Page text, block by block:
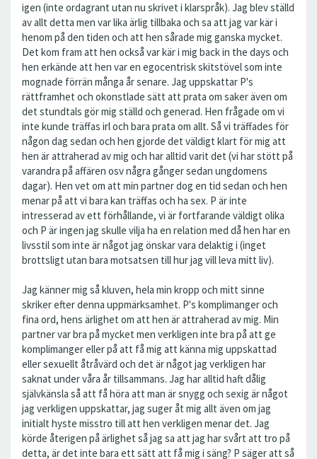
igen (inte ordagrant utan nu skrivet i klarspråk). Jag blev ställd
av allt detta men var lika ärlig tillbaka och sa att jag var kär i
henom på den tiden och att hen sårade mig ganska mycket.
Det kom fram att hen också var kär i mig back in the days och
hen erkände att hen var en egocentrisk skitstövel som inte
mognade förrän många år senare. Jag uppskattar P's
rättframhet och okonstlade sätt att prata om saker även om
det stundtals gör mig ställd och generad. Hen frågade om vi
inte kunde träffas irl och bara prata om allt. Så vi träffades för
någon dag sedan och hen gjorde det väldigt klart för mig att
hen är attraherad av mig och har alltid varit det (vi har stött på
varandra på affären osv några gånger sedan ungdomens
dagar). Hen vet om att min partner dog en tid sedan och hen
menar på att vi bara kan träffas och ha sex. P är inte
intresserad av ett förhållande, vi är fortfarande väldigt olika
och P är ingen jag skulle vilja ha en relation med då hen har en
livsstil som inte är något jag önskar vara delaktig i (inget
brottsligt utan bara motsatsen till hur jag vill leva mitt liv).
Jag känner mig så kluven, hela min kropp och mitt sinne
skriker efter denna uppmärksamhet. P's komplimanger och
fina ord, hens ärlighet om att hen är attraherad av mig. Min
partner var bra på mycket men verkligen inte bra på att ge
komplimanger eller på att få mig att känna mig uppskattad
eller sexuellt åtråvärd och det är något jag verkligen har
saknat under våra år tillsammans. Jag har alltid haft dålig
självkänsla så att få höra att man är snygg och sexig är något
jag verkligen uppskattar, jag suger åt mig allt även om jag
initialt hyste misstro till att hen verkligen menar det. Jag
körde återigen på ärlighet så jag sa att jag har svårt att tro på
detta, är det inte bara ett sätt att få mig i säng? P säger att så